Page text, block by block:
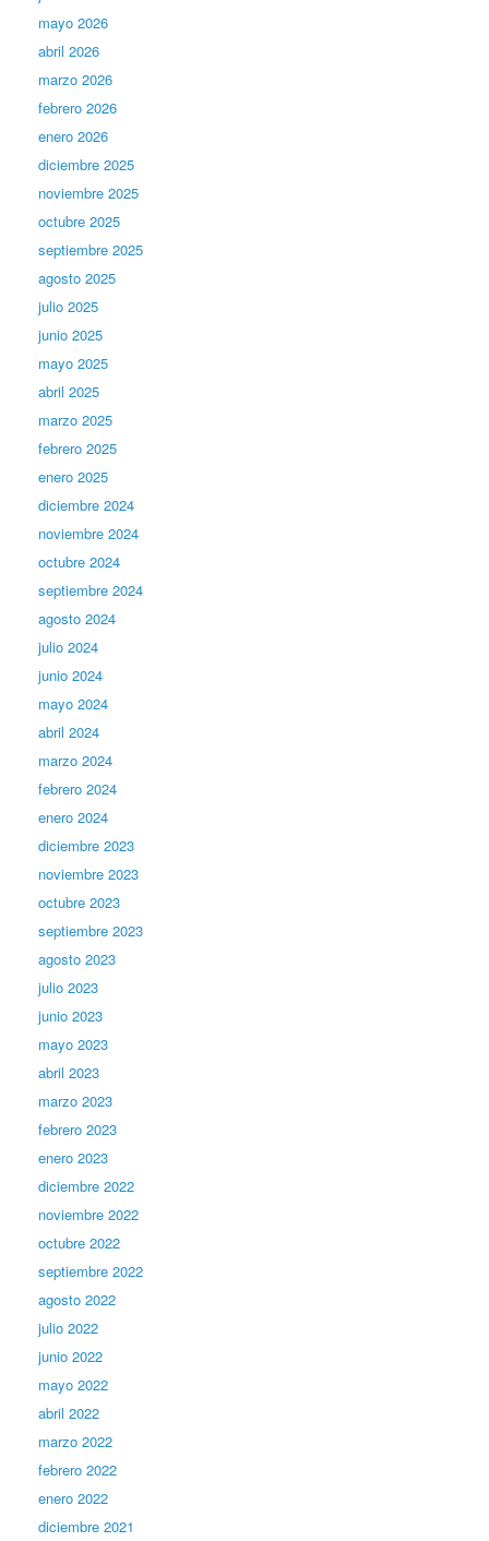
mayo 2026
abril 2026
marzo 2026
febrero 2026
enero 2026
diciembre 2025
noviembre 2025
octubre 2025
septiembre 2025
agosto 2025
julio 2025
junio 2025
mayo 2025
abril 2025
marzo 2025
febrero 2025
enero 2025
diciembre 2024
noviembre 2024
octubre 2024
septiembre 2024
agosto 2024
julio 2024
junio 2024
mayo 2024
abril 2024
marzo 2024
febrero 2024
enero 2024
diciembre 2023
noviembre 2023
octubre 2023
septiembre 2023
agosto 2023
julio 2023
junio 2023
mayo 2023
abril 2023
marzo 2023
febrero 2023
enero 2023
diciembre 2022
noviembre 2022
octubre 2022
septiembre 2022
agosto 2022
julio 2022
junio 2022
mayo 2022
abril 2022
marzo 2022
febrero 2022
enero 2022
diciembre 2021